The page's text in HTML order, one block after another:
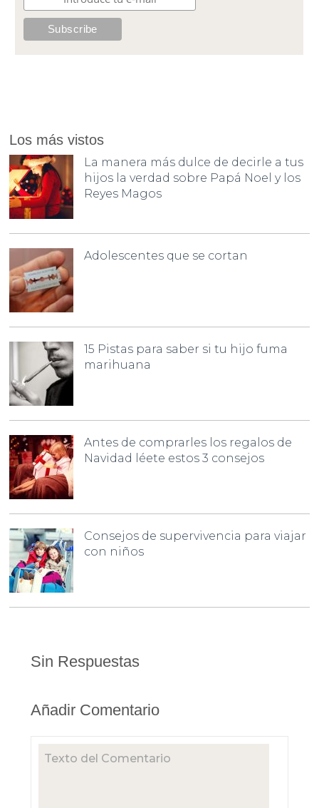
Los más vistos
La manera más dulce de decirle a tus
hijos la verdad sobre Papá Noel y los
Reyes Magos
Adolescentes que se cortan
15 Pistas para saber si tu hijo fuma
marihuana
Antes de comprarles los regalos de
Navidad léete estos 3 consejos
Consejos de supervivencia para viajar
con niños
Sin Respuestas
Añadir Comentario